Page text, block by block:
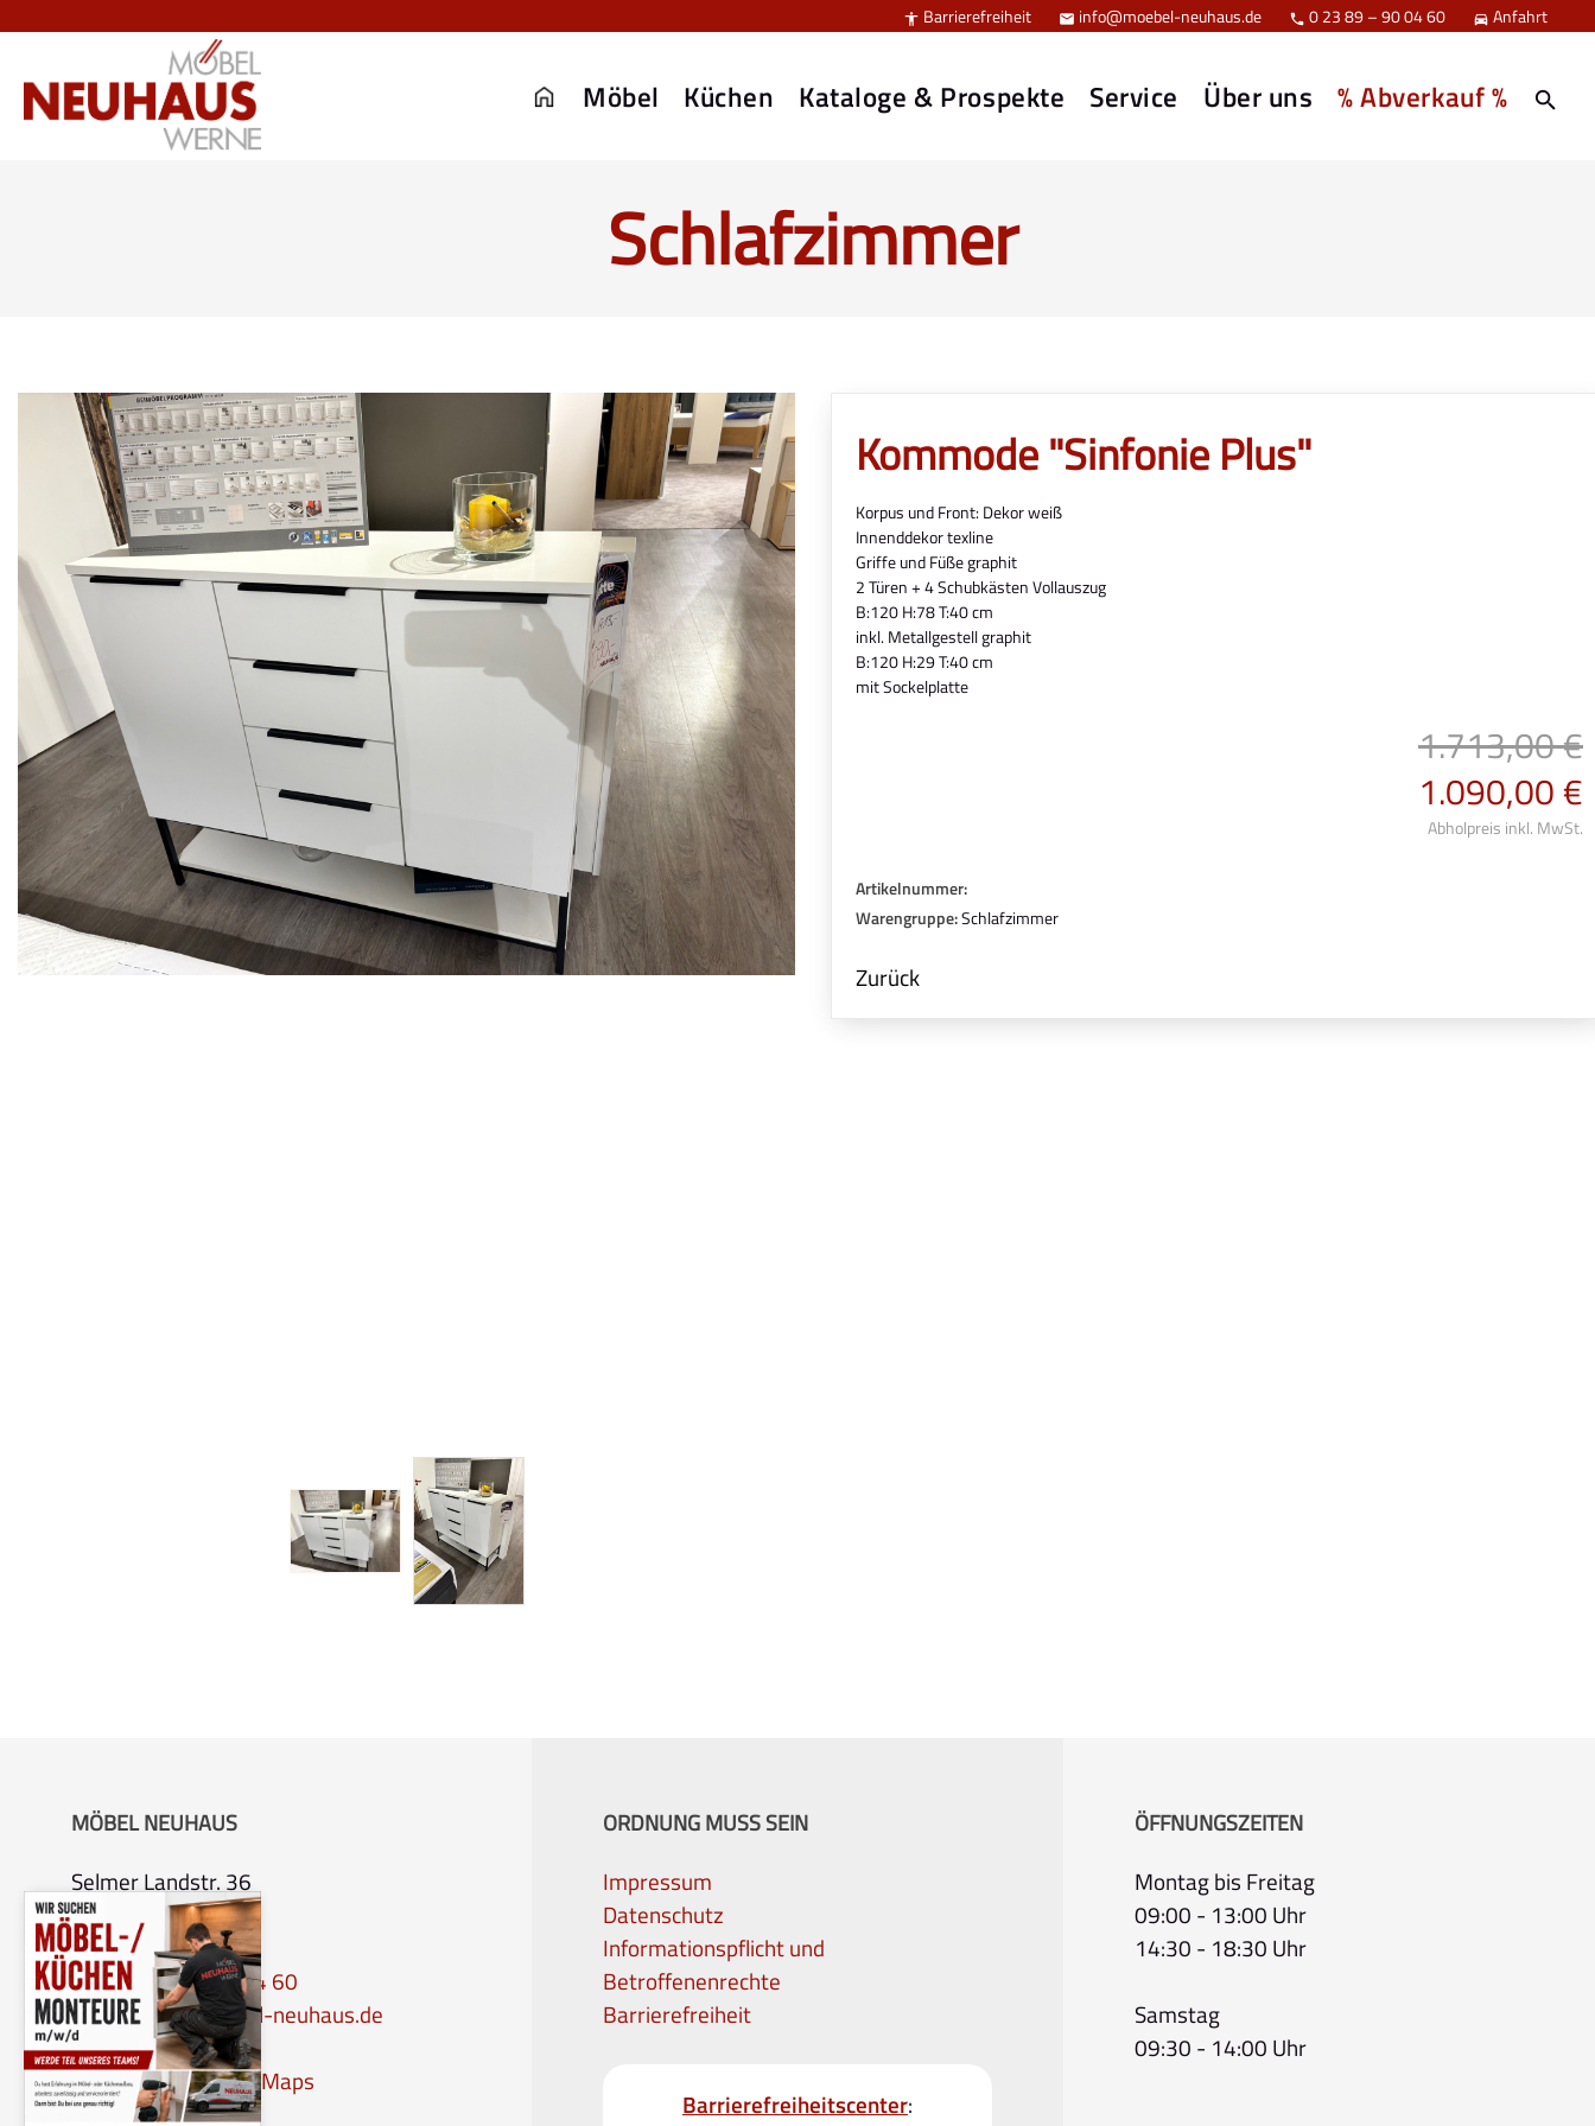
 Barrierefreiheit  info@moebel-neuhaus.de  0 23 89 – 90 04 60  Anfahrt
Möbel Küchen Kataloge & Prospekte Service Über uns % Abverkauf %
Schlafzimmer
Kommode "Sinfonie Plus"
Korpus und Front: Dekor weiß
Innenddekor texline
Griffe und Füße graphit
2 Türen + 4 Schubkästen Vollauszug
B:120 H:78 T:40 cm
inkl. Metallgestell graphit
B:120 H:29 T:40 cm
mit Sockelplatte
1.713,00 €
1.090,00 €
Abholpreis inkl. MwSt.
Artikelnummer:
Warengruppe:Schlafzimmer
Zurück
MÖBEL NEUHAUS
Selmer Landstr. 36
59368 Werne
Tel.:0 23 89 – 90 04 60
Email:info@moebel-neuhaus.de
Anfahrt per Google-Maps
ORDNUNG MUSS SEIN
Impressum
Datenschutz
Informationspflicht und
Betroffenenrechte
Barrierefreiheit
Barrierefreiheitscenter:
ÖFFNUNGSZEITEN
Montag bis Freitag
09:00 - 13:00 Uhr
14:30 - 18:30 Uhr
Samstag
09:30 - 14:00 Uhr